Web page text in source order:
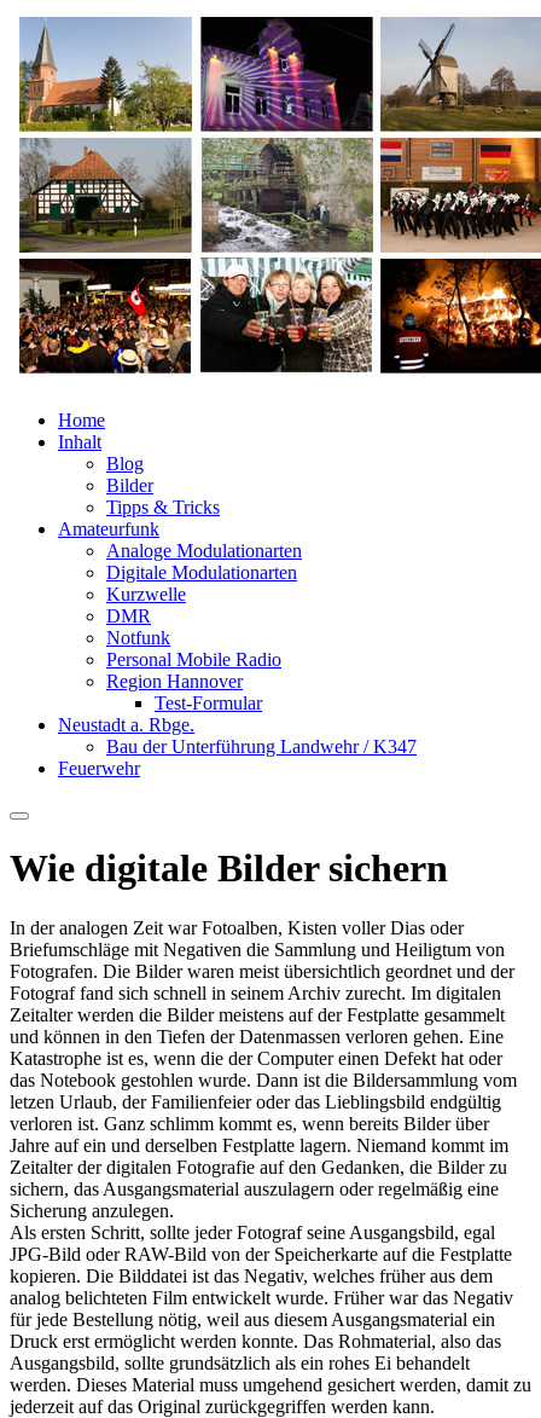
Home
Inhalt
Blog
Bilder
Tipps & Tricks
Amateurfunk
Analoge Modulationarten
Digitale Modulationarten
Kurzwelle
DMR
Notfunk
Personal Mobile Radio
Region Hannover
Test-Formular
Neustadt a. Rbge.
Bau der Unterführung Landwehr / K347
Feuerwehr
Wie digitale Bilder sichern
In der analogen Zeit war Fotoalben, Kisten voller Dias oder
Briefumschläge mit Negativen die Sammlung und Heiligtum von
Fotografen. Die Bilder waren meist übersichtlich geordnet und der
Fotograf fand sich schnell in seinem Archiv zurecht. Im digitalen
Zeitalter werden die Bilder meistens auf der Festplatte gesammelt
und können in den Tiefen der Datenmassen verloren gehen. Eine
Katastrophe ist es, wenn die der Computer einen Defekt hat oder
das Notebook gestohlen wurde. Dann ist die Bildersammlung vom
letzen Urlaub, der Familienfeier oder das Lieblingsbild endgültig
verloren ist. Ganz schlimm kommt es, wenn bereits Bilder über
Jahre auf ein und derselben Festplatte lagern. Niemand kommt im
Zeitalter der digitalen Fotografie auf den Gedanken, die Bilder zu
sichern, das Ausgangsmaterial auszulagern oder regelmäßig eine
Sicherung anzulegen.
Als ersten Schritt, sollte jeder Fotograf seine Ausgangsbild, egal
JPG-Bild oder RAW-Bild von der Speicherkarte auf die Festplatte
kopieren. Die Bilddatei ist das Negativ, welches früher aus dem
analog belichteten Film entwickelt wurde. Früher war das Negativ
für jede Bestellung nötig, weil aus diesem Ausgangsmaterial ein
Druck erst ermöglicht werden konnte. Das Rohmaterial, also das
Ausgangsbild, sollte grundsätzlich als ein rohes Ei behandelt
werden. Dieses Material muss umgehend gesichert werden, damit zu
jederzeit auf das Original zurückgegriffen werden kann.